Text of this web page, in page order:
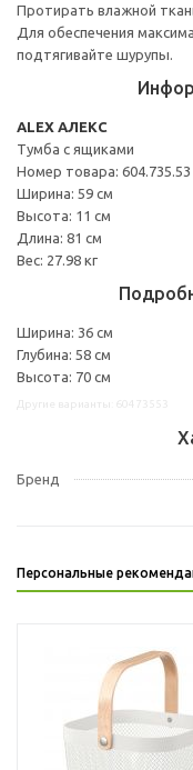
Протирать влажной
Для обеспечения
подтягивайте шурупы.
ALEX АЛЕКС
Тумба с ящиками
Номер товара: 604.735.53
Ширина: 59 см
Высота: 11 см
Длина: 81 см
Вес: 27.98 кг
Ширина: 36 см
Глубина: 58 см
Высота: 70 см
Бренд
Персональные